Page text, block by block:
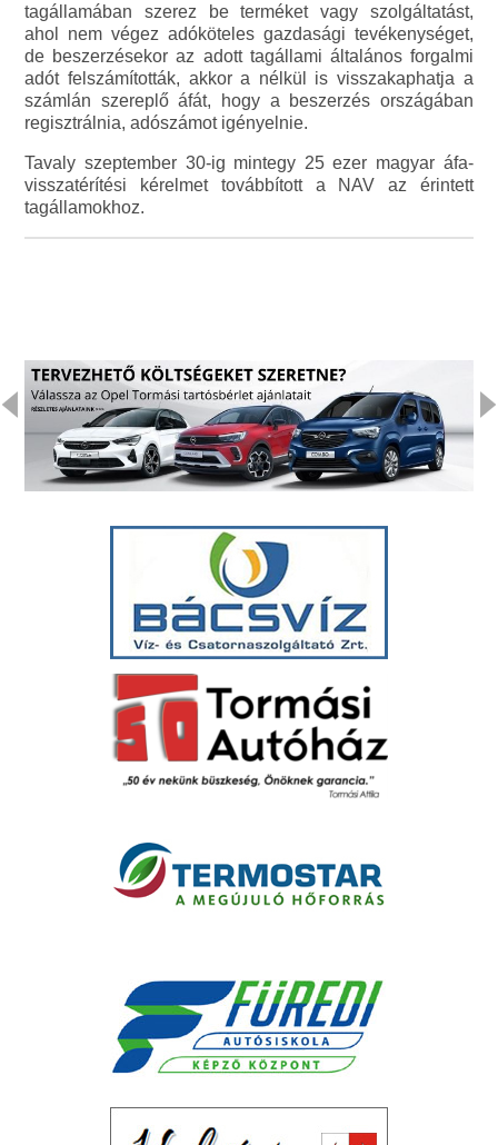
tagállamában szerez be terméket vagy szolgáltatást,
ahol nem végez adóköteles gazdasági tevékenységet,
de beszerzésekor az adott tagállami általános forgalmi
adót felszámították, akkor a nélkül is visszakaphatja a
számlán szereplő áfát, hogy a beszerzés országában
regisztrálnia, adószámot igényelnie.
Tavaly szeptember 30-ig mintegy 25 ezer magyar áfa-
visszatérítési kérelmet továbbított a NAV az érintett
tagállamokhoz.